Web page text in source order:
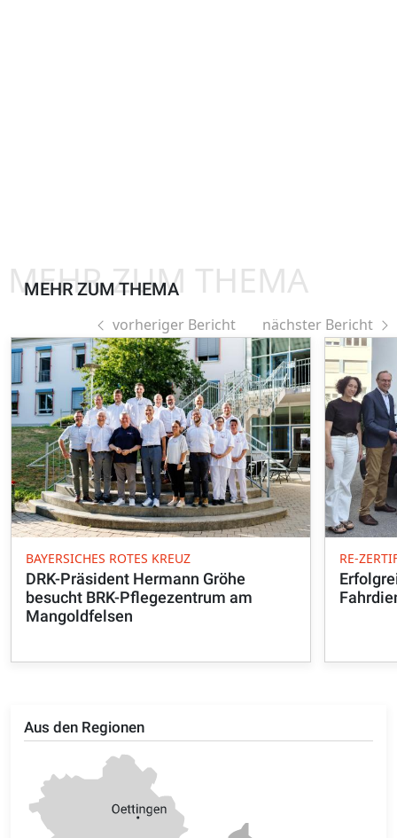
Aus den Regionen
MEHR ZUM THEMA
MEHR ZUM THEMA
vorheriger Bericht nächster Bericht
BAYERSICHES ROTES KREUZ
DRK-Präsident Hermann Gröhe
besucht BRK-Pflegezentrum am
Mangoldfelsen
RE-